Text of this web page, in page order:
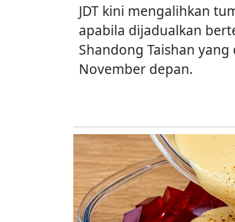
JDT kini mengalihkan
apabila dijadualkan
Shandong Taishan
November depan.